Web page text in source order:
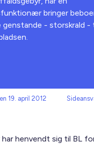
bringer
genstande - storskrald -
19. april 2012
har henvendt sig til BL